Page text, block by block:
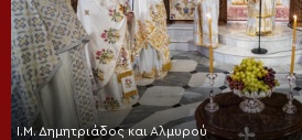
Ι.Μ. Δημητριάδος και Αλμυρού